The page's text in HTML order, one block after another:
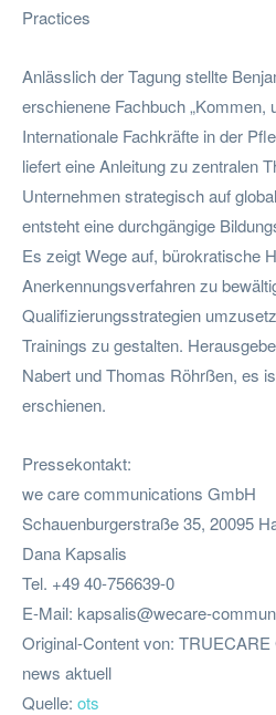
Practices
Anlässlich der Tagung stellte
erschienene Fachbuch „Kommen,
Internationale Fachkräfte in der
liefert eine Anleitung zu zentralen
Unternehmen strategisch auf
entsteht eine durchgängige
Es zeigt Wege auf, bürokratische
Anerkennungsverfahren zu
Qualifizierungsstrategien
Trainings zu gestalten.
Nabert und Thomas Röhrßen, es
erschienen.
Pressekontakt:
we care communications GmbH
Schauenburgerstraße 35, 20095
Dana Kapsalis
Tel. +49 40-756639-0
E-Mail: kapsalis@wecare-
Original-Content von:
news aktuell
Quelle: ots